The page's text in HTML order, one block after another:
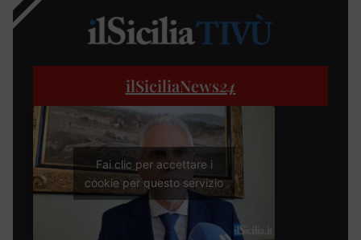
ilSiciliaNews24
Fai clic per accettare i
cookie per questo servizio